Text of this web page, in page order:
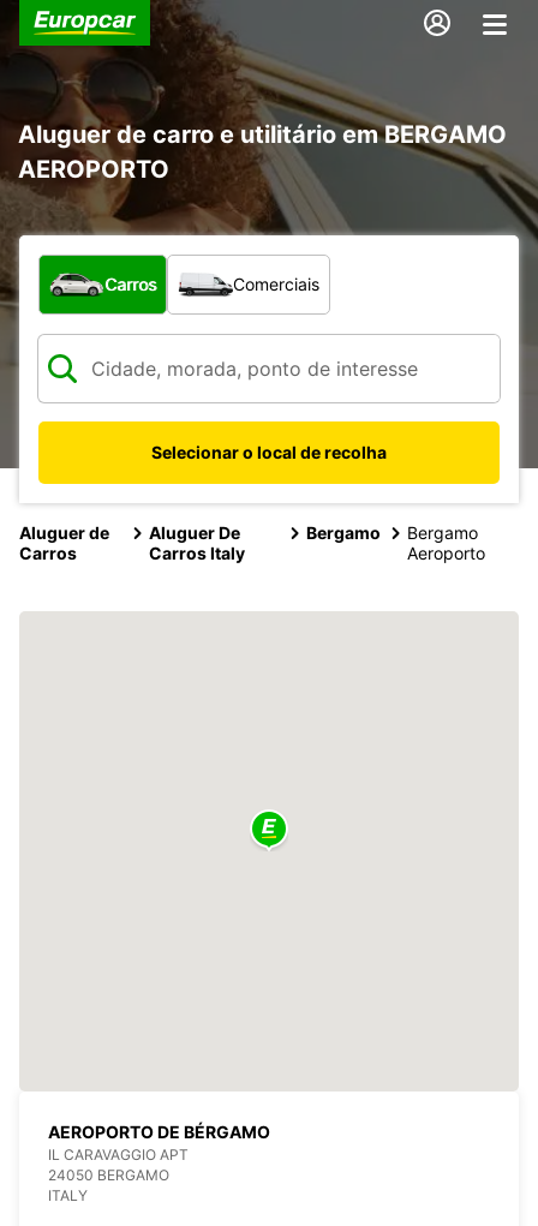
Aluguer de carro e utilitário em BERGAMO
AEROPORTO
Que tipo de veículo pretende?
Carros Comerciais
Selecionar o local de recolha
Aluguer de
Carros
Aluguer De
Carros Italy
Bergamo
Bergamo
Aeroporto
AEROPORTO DE BÉRGAMO
IL CARAVAGGIO APT
24050 BERGAMO
ITALY